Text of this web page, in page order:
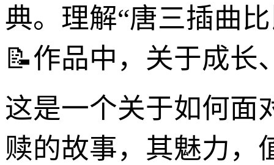
典。理解“唐三插曲
📝作品中，关于成长
这是一个关于如何面
赎的故事，其魅力，